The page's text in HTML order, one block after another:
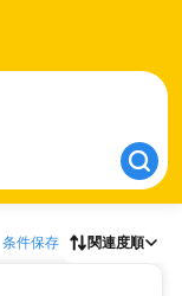
条件保存 関連度順